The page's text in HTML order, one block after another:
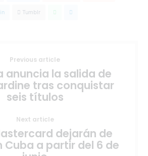
Tumblr
Previous article
anuncia la salida de
tras conquistar
seis títulos
Next article
dejarán de
Cuba a partir del 6 de